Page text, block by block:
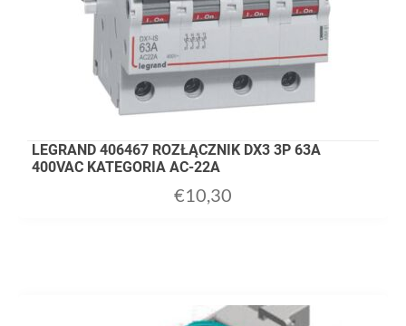
LEGRAND 406467 ROZŁĄCZNIK DX3 3P 63A
400VAC KATEGORIA AC-22A
€10,30